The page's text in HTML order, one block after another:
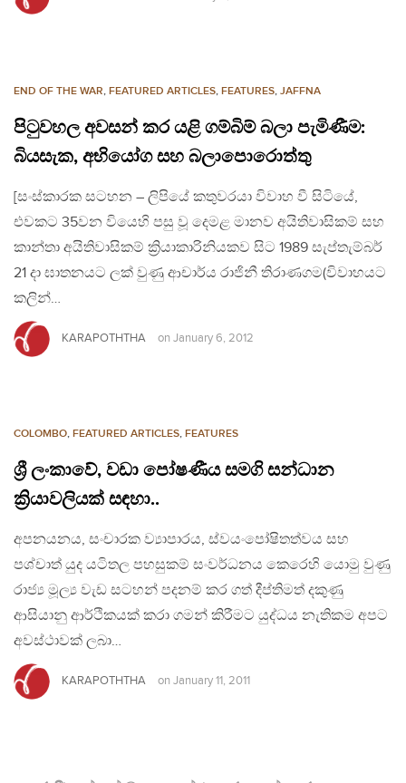
END OF THE WAR, FEATURED ARTICLES, FEATURES, JAFFNA
පිටුවහල අවසන් කර යළි ගම්බිම් බලා පැමිණීම:
බියසැක, අභියෝග සහ බලාපොරොත්තු
[සංස්කාරක සටහන – ලිපියේ කතුවරයා විවාහ වී සිටියේ,
එවකට 35වන වියෙහි පසු වූ දෙමළ මානව අයිතිවාසිකම් සහ
කාන්තා අයිතිවාසිකම් ක්‍රියාකාරිනියකව සිට 1989 සැප්තැම්බර්
21 දා ඝාතනයට ලක් වුණු ආචාර්ය රාජිනී තිරාණගම(විවාහයට
කලින්…
KARAPOTHTHA on January 6, 2012
COLOMBO, FEATURED ARTICLES, FEATURES
ශ්‍රී ලංකාවේ, වඩා පෝෂණීය සමගි සන්ධාන
ක්‍රියාවලියක් සඳහා..
අපනයනය, සංචාරක ව්‍යාපාරය, ස්වයංපෝෂිතත්වය සහ
පශ්චාත් යුද යටිතල පහසුකම් සංවර්ධනය කෙරෙහි යොමු වුණු
රාජ්‍ය මූල්‍ය වැඩ සටහන් පදනම් කර ගත් දීප්තිමත් දකුණු
ආසියානු ආර්ථිකයක් කරා ගමන් කිරීමට යුද්ධය නැතිකම අපට
අවස්ථාවක් ලබා…
KARAPOTHTHA on January 11, 2011